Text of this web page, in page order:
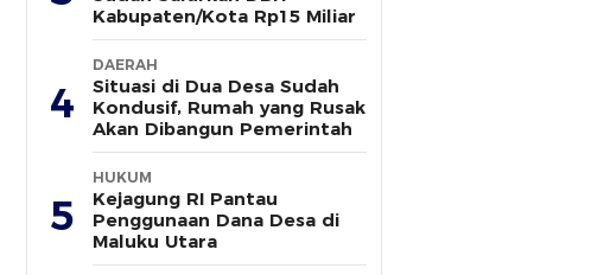
Kabupaten/Kota Rp15 Miliar
4
DAERAH
Situasi di Dua Desa Sudah
Kondusif, Rumah yang Rusak
Akan Dibangun Pemerintah
5
HUKUM
Kejagung RI Pantau
Penggunaan Dana Desa di
Maluku Utara